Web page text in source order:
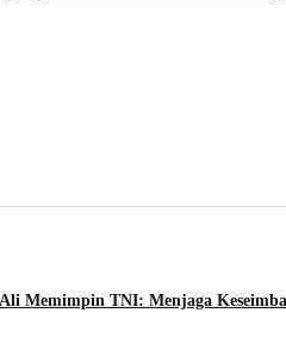
Memimpin TNI: Menjaga